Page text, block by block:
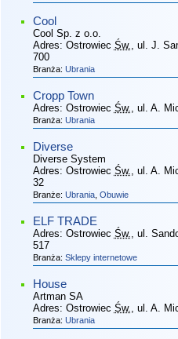
Cool
Cool Sp. z o.o.
Adres: Ostrowiec Św. , ul. J.
700
Branża: Ubrania
Cropp Town
Adres: Ostrowiec Św. , ul. A.
Branża: Ubrania
Diverse
Diverse System
Adres: Ostrowiec Św. , ul. A.
32
Branże: Ubrania, Obuwie
ELF TRADE
Adres: Ostrowiec Św. , ul.
517
Branża: Sklepy internetowe
House
Artman SA
Adres: Ostrowiec Św. , ul. A.
Branża: Ubrania